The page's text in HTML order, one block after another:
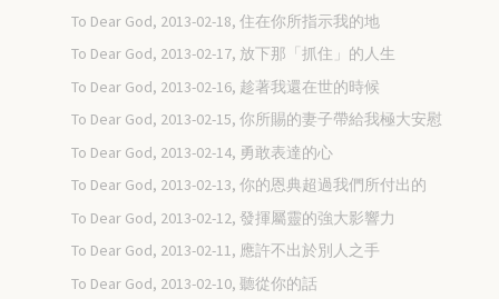
To Dear God, 2013-02-18, 住在你所指示我的地
To Dear God, 2013-02-17, 放下那「抓住」的人生
To Dear God, 2013-02-16, 趁著我還在世的時候
To Dear God, 2013-02-15, 你所賜的妻子帶給我極大安慰
To Dear God, 2013-02-14, 勇敢表達的心
To Dear God, 2013-02-13, 你的恩典超過我們所付出的
To Dear God, 2013-02-12, 發揮屬靈的強大影響力
To Dear God, 2013-02-11, 應許不出於別人之手
To Dear God, 2013-02-10, 聽從你的話